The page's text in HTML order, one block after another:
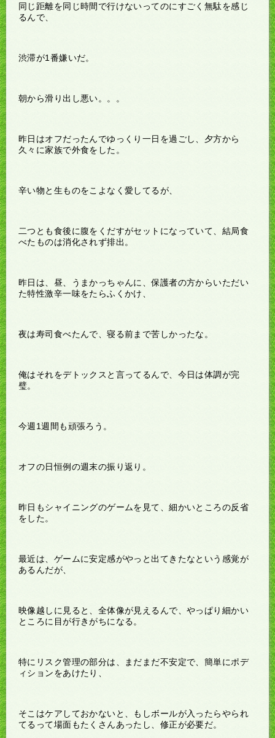
同じ距離を同じ時間で行けないってのにすごく無駄を感じ
るんで、
渋滞が1番嫌いだ。
朝から滑り出し悪い。。。
昨日はオフだったんでゆっくり一日を過ごし、夕方から
久々に家族で外食をした。
辛い物と生ものをこよなく愛してるが、
二つとも食後に腹をくだすがセットになっていて、結局食
べたものは消化されず排出。
昨日は、昼、うまかっちゃんに、保護者の方からいただい
た特性激辛一味をたらふくかけ、
夜は寿司食べたんで、寝る前まで苦しかったな。
俺はそれをデトックスと言ってるんで、今日は体調が完
璧。
今週1週間も頑張ろう。
オフの日恒例の週末の振り返り。
昨日もシャイニングのゲームを見て、細かいところの反省
をした。
最近は、ゲームに安定感がやっと出てきたなという感覚が
あるんだが、
映像越しに見ると、全体像が見えるんで、やっぱり細かい
ところに目が行きがちになる。
特にリスク管理の部分は、まだまだ不安定で、簡単にポデ
ィションをあけたり、
そこはケアしておかないと、もしボールが入ったらやられ
てるって場面もたくさんあったし、修正が必要だ。